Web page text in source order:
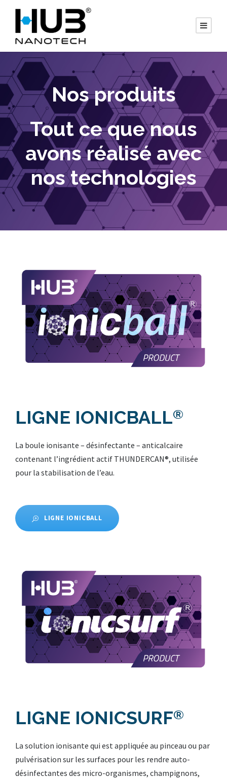
Nos produits
Tout ce que nous
avons réalisé avec
nos technologies
LIGNE IONICBALL®
La boule ionisante – désinfectante – anticalcaire
contenant l’ingrédient actif THUNDERCAN®, utilisée
pour la stabilisation de l’eau.
LIGNE IONICBALL
LIGNE IONICSURF®
La solution ionisante qui est appliquée au pinceau ou par
pulvérisation sur les surfaces pour les rendre auto-
désinfectantes des micro-organismes, champignons,